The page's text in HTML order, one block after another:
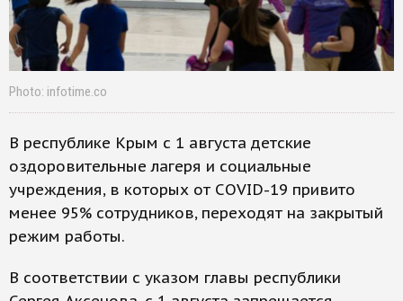
Photo: infotime.co
В республике Крым с 1 августа детские
оздоровительные лагеря и социальные
учреждения, в которых от COVID-19 привито
менее 95% сотрудников, переходят на закрытый
режим работы.
В соответствии с указом главы республики